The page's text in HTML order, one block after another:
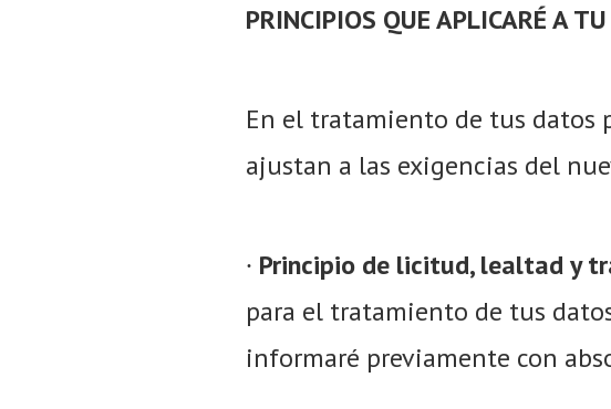
PRINCIPIOS QUE APLICARÉ A
En el tratamiento de tus datos
ajustan a las exigencias del
∙ Principio de licitud, lealtad y
para el tratamiento de tus
informaré previamente con